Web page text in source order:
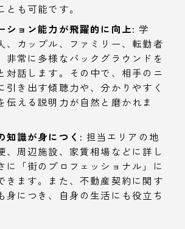
とも可能です。
ション能力が飛躍的に向上: 学
、カップル、ファミリー、転勤者
非常に多様なバックグラウンドを
対話します。その中で、相手のニ
引き出す傾聴力や、分かりやすく
伝える説明力が自然と磨かれま
知識が身につく: 担当エリアの地
、周辺施設、家賃相場などに詳し
に「街のプロフェッショナル」に
きます。また、不動産契約に関す
身につき、自身の生活にも役立ち